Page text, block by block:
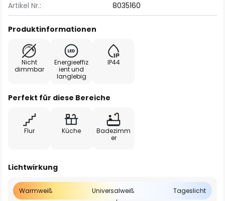
Artikel Nr.:
8035160
Produktinformationen
Nicht
dimmbar
Energieeffiz
ient und
langlebig
IP44
Perfekt für diese Bereiche
Flur Küche
Badezimm
er
Lichtwirkung
Warmweiß Universalweiß Tageslicht